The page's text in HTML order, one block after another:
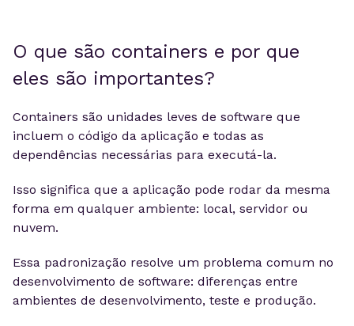
O que são containers e por que
eles são importantes?
Containers são unidades leves de software que
incluem o código da aplicação e todas as
dependências necessárias para executá-la.
Isso significa que a aplicação pode rodar da mesma
forma em qualquer ambiente: local, servidor ou
nuvem.
Essa padronização resolve um problema comum no
desenvolvimento de software: diferenças entre
ambientes de desenvolvimento, teste e produção.